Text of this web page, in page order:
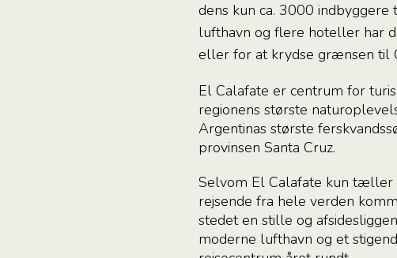
dens kun ca. 3000
lufthavn og flere hoteller har
eller for at krydse grænsen til
El Calafate er centrum for
regionens største
Argentinas største
provinsen Santa Cruz.
Selvom El Calafate kun tæller
rejsende fra hele verden
stedet en stille og
moderne lufthavn og et